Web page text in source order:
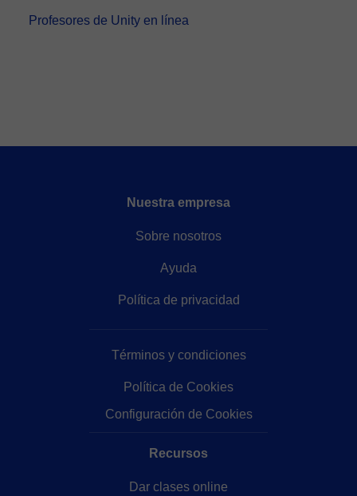
Profesores de Unity en línea
Nuestra empresa
Sobre nosotros
Ayuda
Política de privacidad
Términos y condiciones
Política de Cookies
Configuración de Cookies
Recursos
Dar clases online